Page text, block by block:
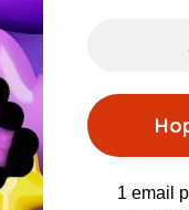
1 email